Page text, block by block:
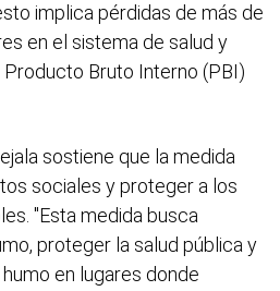
implica pérdidas de más de
en el sistema de salud y
Producto Bruto Interno (PBI)
sostiene que la medida
sociales y proteger a los
"Esta medida busca
proteger la salud pública y
en lugares donde